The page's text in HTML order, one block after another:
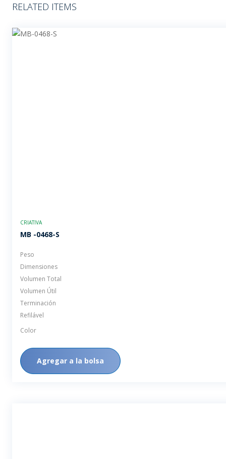
RELATED ITEMS
CRIATIVA
MB -0468-S
Peso
Dimensiones
Volumen Total
Volumen Útil
Terminación
Refilável
Color
Agregar a la bolsa